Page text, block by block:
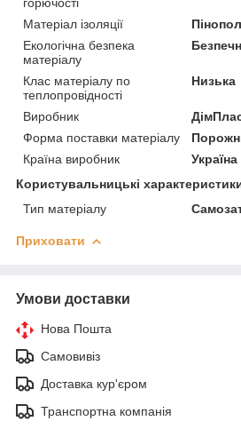
Матеріал ізоляції
Екологічна безпека
матеріалу
Клас матеріалу по
теплопровідності
Низька
Виробник
Форма поставки матеріалу
Країна виробник
Україна
Користувальницькі
Тип матеріалу
Приховати
Умови доставки
Нова Пошта
Самовивіз
Доставка кур'єром
Транспортна компанія